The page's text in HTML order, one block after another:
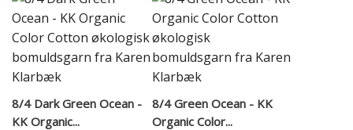
8/4 Dark Green Ocean -
KK Organic...
8/4 Green Ocean - KK
Organic Color...